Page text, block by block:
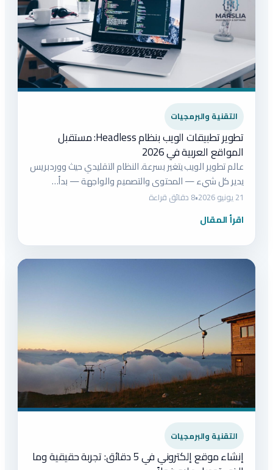
التقنية والبرمجيات
تطوير تطبيقات الويب بنظام Headless: مستقبل
المواقع العربية في 2026
عالم تطوير الويب يتغير بسرعة. النظام التقليدي حيث ووردبريس
يدير كل شيء — المحتوى والتصميم والواجهة — بدأ…
21 يونيو 2026 •8 دقائق قراءة
اقرأ المقال
التقنية والبرمجيات
إنشاء موقع إلكتروني في 5 دقائق: تجربة حقيقية وما